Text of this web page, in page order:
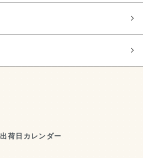
出荷日カレンダー